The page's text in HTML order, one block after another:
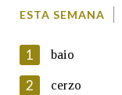
ESTA SEMANA
1 baio
2 cerzo